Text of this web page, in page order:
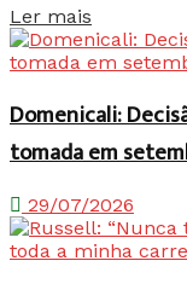
Ler mais
Domenicali:
tomada em
29/07/2026